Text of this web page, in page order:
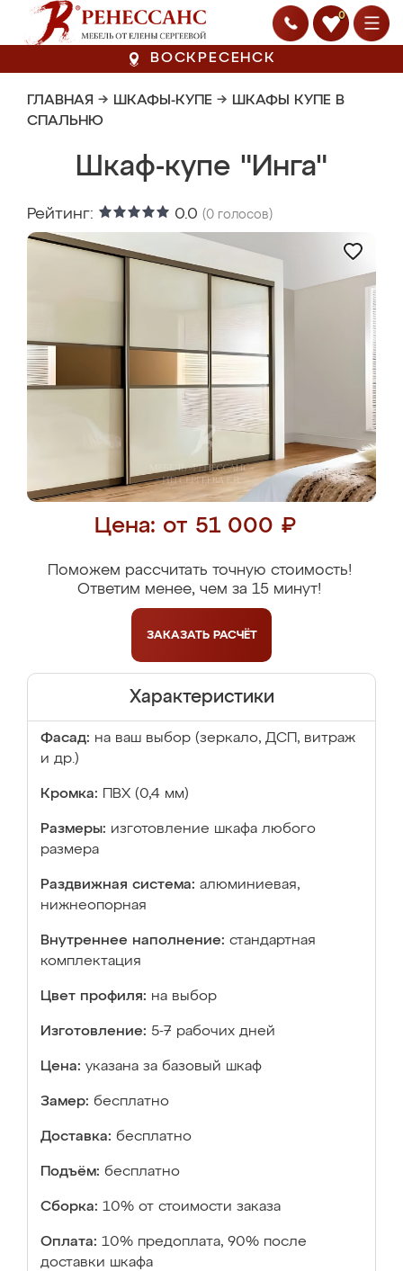
0
ВОСКРЕСЕНСК
ГЛАВНАЯ → ШКАФЫ-КУПЕ → ШКАФЫ КУПЕ В
СПАЛЬНЮ
Шкаф-купе "Инга"
Рейтинг: 0.0 (0 голосов)
Цена: от 51 000 ₽
Поможем рассчитать точную стоимость!
Ответим менее, чем за 15 минут!
ЗАКАЗАТЬ РАСЧЁТ
Характеристики
Фасад: на ваш выбор (зеркало, ДСП, витраж
и др.)
Кромка: ПВХ (0,4 мм)
Размеры: изготовление шкафа любого
размера
Раздвижная система: алюминиевая,
нижнеопорная
Внутреннее наполнение: стандартная
комплектация
Цвет профиля: на выбор
Изготовление: 5-7 рабочих дней
Цена: указана за базовый шкаф
Замер: бесплатно
Доставка: бесплатно
Подъём: бесплатно
Сборка: 10% от стоимости заказа
Оплата: 10% предоплата, 90% после
доставки шкафа